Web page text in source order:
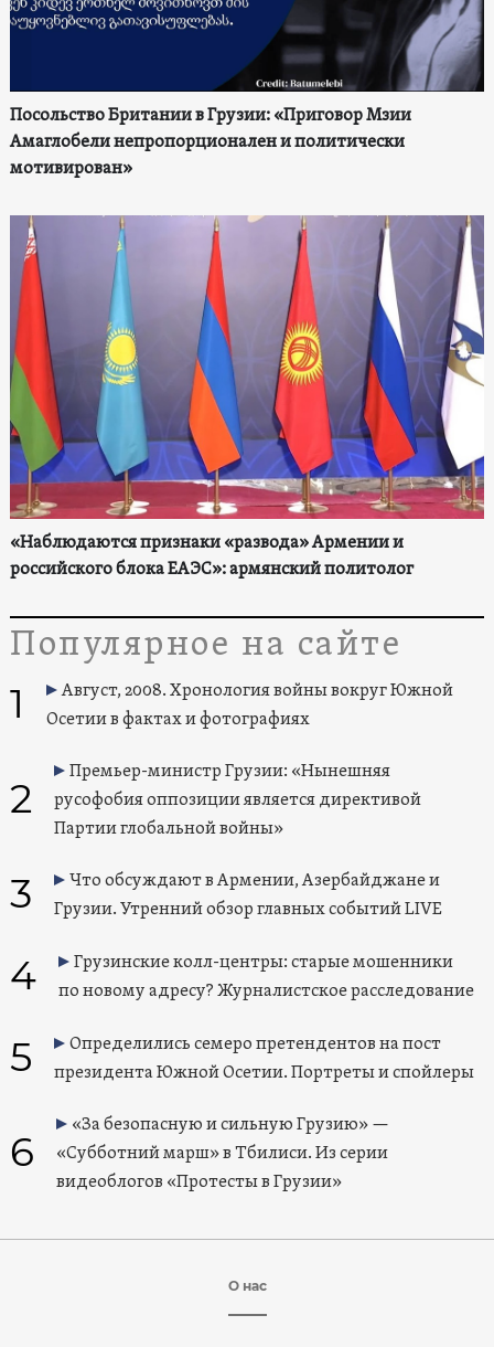
Посольство Британии в Грузии: «Приговор Мзии
Амаглобели непропорционален и политически
мотивирован»
«Наблюдаются признаки «развода» Армении и
российского блока ЕАЭС»: армянский политолог
Популярное на сайте
1
Август, 2008. Хронология войны вокруг Южной
Осетии в фактах и фотографиях
2
Премьер-министр Грузии: «Нынешняя
русофобия оппозиции является директивой
Партии глобальной войны»
3
Что обсуждают в Армении, Азербайджане и
Грузии. Утренний обзор главных событий LIVE
4
Грузинские колл-центры: старые мошенники
по новому адресу? Журналистское расследование
5
Определились семеро претендентов на пост
президента Южной Осетии. Портреты и спойлеры
6
«За безопасную и сильную Грузию» —
«Субботний марш» в Тбилиси. Из серии
видеоблогов «Протесты в Грузии»
О нас